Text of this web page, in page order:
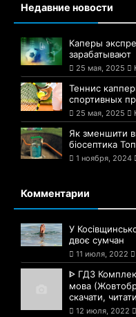
Недавние новости
Каперы
зарабатывают
25 мая, 2025
Теннис
спортивных
25 мая, 2025
Як зменшити
біосептика
1 ноября, 2024
Комментарии
У
двоє сумчан
11 июля, 2022
ᐈ ГДЗ
мова
скачати,
12 июля, 2022